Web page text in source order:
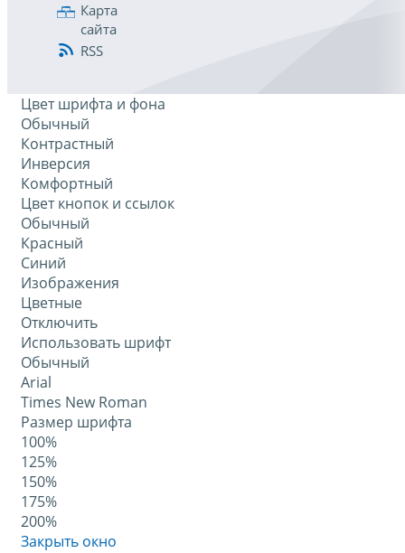
Карта
сайта
RSS
Цвет шрифта и фона
Обычный
Контрастный
Инверсия
Комфортный
Цвет кнопок и ссылок
Обычный
Красный
Синий
Изображения
Цветные
Отключить
Использовать шрифт
Обычный
Arial
Times New Roman
Размер шрифта
100%
125%
150%
175%
200%
Закрыть окно